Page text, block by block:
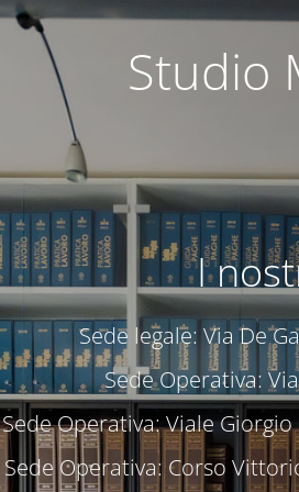
Studio
I
Sede legale: Via De
Sede Operativa:
Sede Operativa: Viale Giorgio
Sede Operativa: Corso